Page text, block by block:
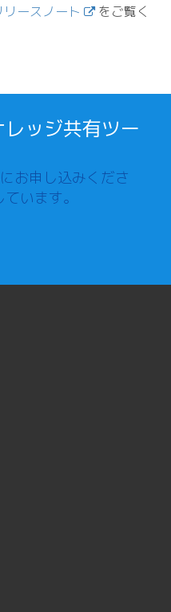
ースノート
をご覧く
ッジ共有ツー
お申し込みくださ
います。